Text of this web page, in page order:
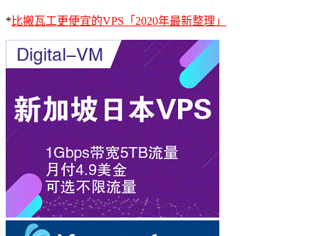
* 比搬瓦工更便宜的VPS「2020年最新整理」